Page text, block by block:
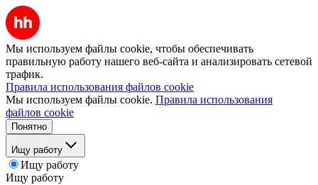
Мы используем файлы cookie, чтобы обеспечивать
правильную работу нашего веб-сайта и анализировать сетевой
трафик.
Правила использования файлов cookie
Мы используем файлы cookie. Правила использования
файлов cookie
Понятно
Ищу работу
Ищу работу
Ищу работу